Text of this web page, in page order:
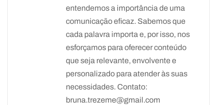
entendemos a importância de uma
comunicação eficaz. Sabemos que
cada palavra importa e, por isso, nos
esforçamos para oferecer conteúdo
que seja relevante, envolvente e
personalizado para atender às suas
necessidades. Contato:
bruna.trezeme@gmail.com